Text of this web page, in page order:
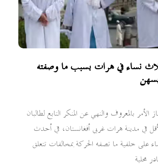
نساء في هرات بسبب ما وصفته
بالمعروف والنهي عن المنكر التابع لطالبان
في مدينة هرات غربي أفغانستان، في أحدث
على خلفية ما تصفه الحركة بمخالفات تتعلق